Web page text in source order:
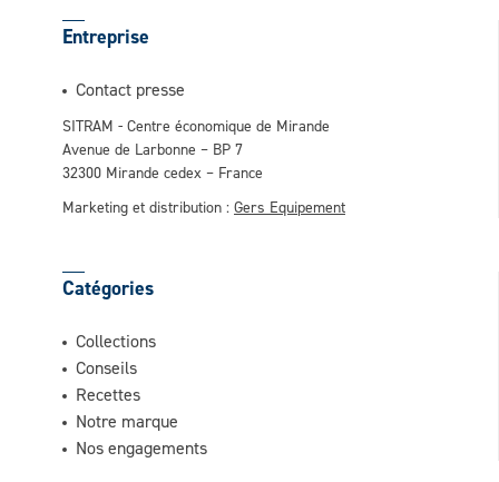
Entreprise
Contact presse
SITRAM - Centre économique de Mirande
Avenue de Larbonne – BP 7
32300 Mirande cedex – France
Marketing et distribution : Gers Equipement
Catégories
Collections
Conseils
Recettes
Notre marque
Nos engagements